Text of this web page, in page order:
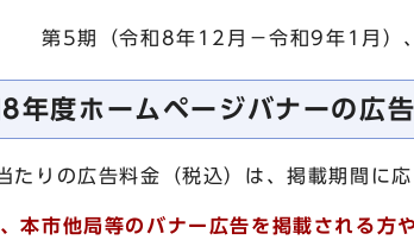
（令和8年12月－令和9年1月）、第
年度ホームページバナーの広
たりの広告料金（税込）は、掲載期間に
本市他局等のバナー広告を掲載される方